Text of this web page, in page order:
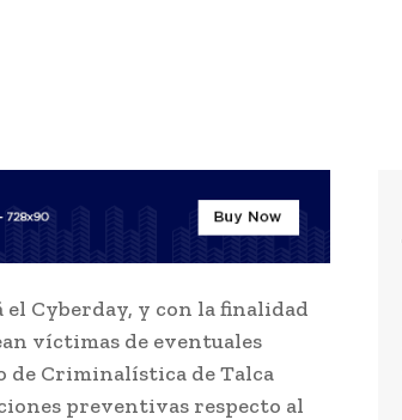
el Cyberday, y con la finalidad
víctimas de eventuales
de Criminalística de Talca
preventivas respecto al